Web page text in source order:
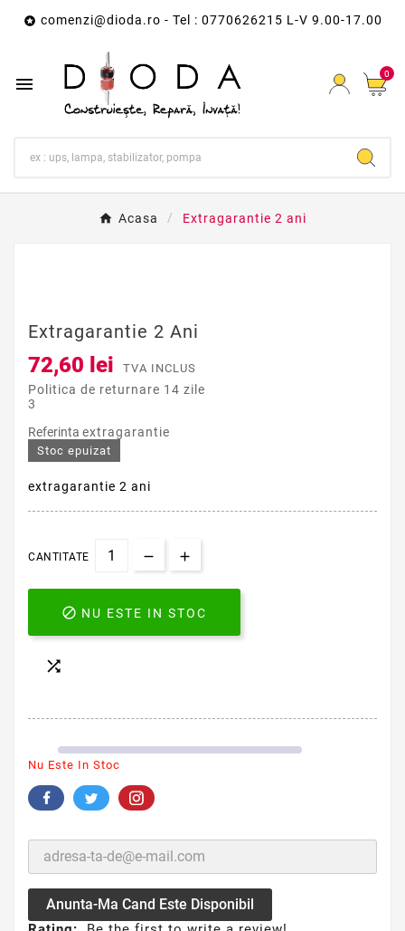
 comenzi@dioda.ro - Tel : 0770626215 L-V 9.00-17.00
 0
Acasa Extragarantie 2 ani
Extragarantie 2 Ani
72,60 lei TVA INCLUS
Politica de returnare 14 zile
3
Referinta extragarantie
Stoc epuizat
extragarantie 2 ani
CANTITATE
 NU ESTE IN STOC

Nu Este In Stoc
Anunta-Ma Cand Este Disponibil